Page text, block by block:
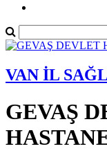
VAN İL
GEVAŞ